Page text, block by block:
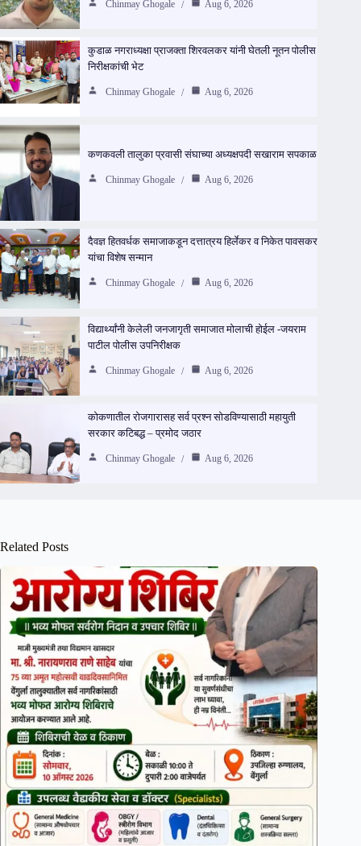
Chinmay Ghogale Aug 6, 2026
कुडाळ नगराध्यक्षा प्राजक्ता शिरवलकर यांनी घेतली नूतन पोलीस
निरीक्षकांची भेट
Chinmay Ghogale Aug 6, 2026
कणकवली तालुका प्रवासी संघाच्या अध्यक्षपदी सखाराम सपकाळ
Chinmay Ghogale Aug 6, 2026
दैवज्ञ हितवर्धक समाजाकडून दत्तात्रय हिर्लेकर व निकेत पावसकर
यांचा विशेष सन्मान
Chinmay Ghogale Aug 6, 2026
विद्यार्थ्यांनी केलेली जनजागृती समाजात मोलाची होईल -जयराम
पाटील पोलीस उपनिरीक्षक
Chinmay Ghogale Aug 6, 2026
कोकणातील रोजगारासह सर्व प्रश्न सोडविण्यासाठी महायुती
सरकार कटिबद्ध – प्रमोद जठार
Chinmay Ghogale Aug 6, 2026
Related Posts